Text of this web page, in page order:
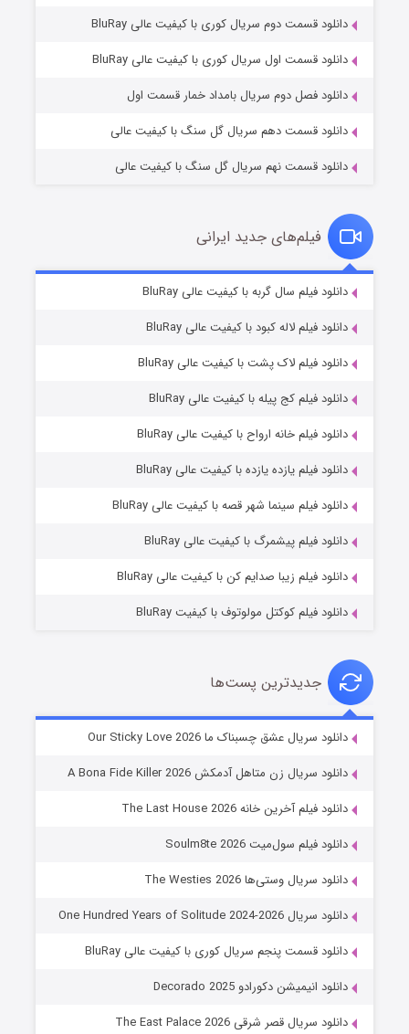
وستی ها
قسمت۱ (زیرنویس) منتشر شد
قسمت۶ (زیرنویس) منتشر شد
شوهر
عملیات آپارتمان
قسمت۲ (زیرنویس) منتشر شد
دانلود قسمت دوم سریال کوری با کیفیت عالی BluRay
دانلود قسمت اول سریال کوری با کیفیت عالی BluRay
دانلود فصل دوم سریال بامداد خمار قسمت اول
دانلود قسمت دهم سریال گل سنگ با کیفیت عالی
دانلود قسمت نهم سریال گل سنگ با کیفیت عالی
فیلم‌های جدید ایرانی
دانلود فیلم سال گربه با کیفیت عالی BluRay
دانلود فیلم لاله کبود با کیفیت عالی BluRay
دانلود فیلم لاک پشت با کیفیت عالی BluRay
دانلود فیلم کج‌ پیله با کیفیت عالی BluRay
دانلود فیلم خانه ارواح با کیفیت عالی BluRay
دانلود فیلم یازده یازده با کیفیت عالی BluRay
دانلود فیلم سینما شهر قصه با کیفیت عالی BluRay
دانلود فیلم پیشمرگ با کیفیت عالی BluRay
دانلود فیلم زیبا صدایم کن با کیفیت عالی BluRay
دانلود فیلم کوکتل مولوتوف با کیفیت BluRay
جدیدترین پست‌ها
دانلود سریال عشق چسبناک ما Our Sticky Love 2026
دانلود سریال زن متاهل آدمکش A Bona Fide Killer 2026
دانلود فیلم آخرین خانه The Last House 2026
دانلود فیلم سول‌میت Soulm8te 2026
دانلود سریال وستی‌ها The Westies 2026
دانلود سریال One Hundred Years of Solitude 2024-2026
دانلود قسمت پنجم سریال کوری با کیفیت عالی BluRay
دانلود انیمیشن دکورادو Decorado 2025
دانلود سریال قصر شرقی The East Palace 2026